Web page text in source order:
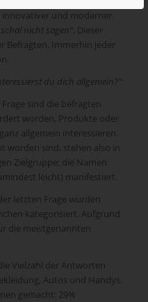
innovativer und moderner
nicht sagen“. Dieser
Befragten. Immerhin jeder
du dich allgemein?“
sind die befragten
worden, Produkte oder
allgemein interessieren.
worden sind, stehen also in
Zielgruppe; die Namen
leicht) manifestiert.
letzten Frage wurden
kategorisiert. Aufgrund
die meistgenannten
Vielzahl der Antworten
Autos und Handys.
gemacht: 29%